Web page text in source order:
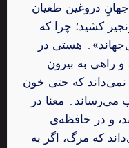
دروغین طغیان
کشید؛ چرا که
هستی در
راهی به بیرون
که حتی خون
می‌رساند۔ معنا در
و در حافظه‌ی
که مرگ، اگر به